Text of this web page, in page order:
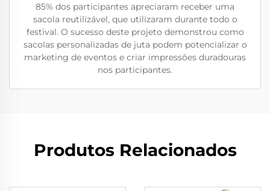
85% dos participantes apreciaram receber uma
sacola reutilizável, que utilizaram durante todo o
festival. O sucesso deste projeto demonstrou como
sacolas personalizadas de juta podem potencializar o
marketing de eventos e criar impressões duradouras
nos participantes.
Produtos Relacionados